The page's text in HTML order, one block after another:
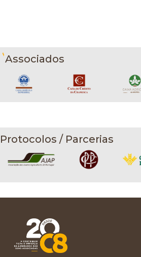
Associados
Protocolos / Parcerias